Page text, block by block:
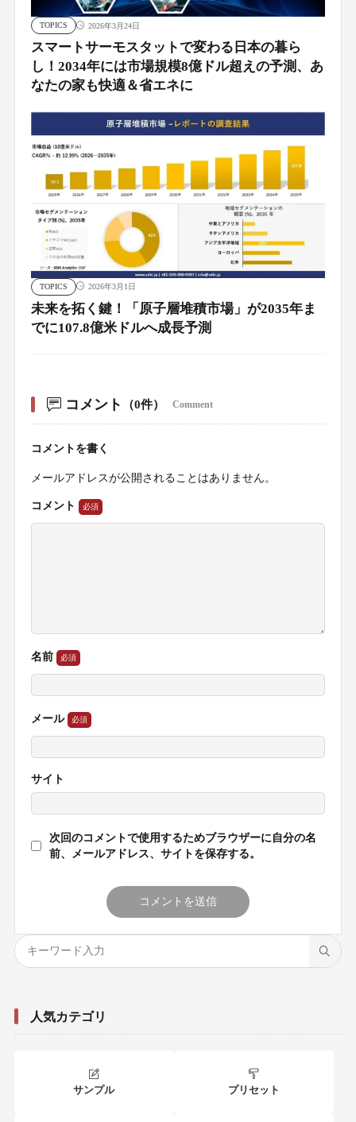
TOPICS 2026年3月24日
スマートサーモスタットで変わる日本の暮ら
し！2034年には市場規模8億ドル超えの予測、あ
なたの家も快適＆省エネに
TOPICS 2026年3月1日
未来を拓く鍵！「原子層堆積市場」が2035年ま
でに107.8億米ドルへ成長予測
コメント （0件） Comment
コメントを書く
メールアドレスが公開されることはありません。
コメント
名前
メール
サイト
次回のコメントで使用するためブラウザーに自分の名
前、メールアドレス、サイトを保存する。
人気カテゴリ
サンプル プリセット